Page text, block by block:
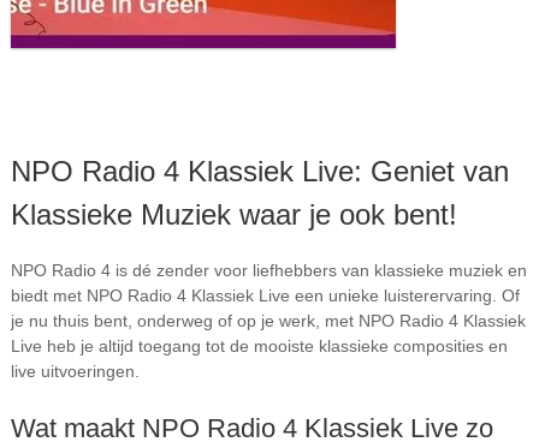
NPO Radio 4 Klassiek Live: Geniet van
Klassieke Muziek waar je ook bent!
NPO Radio 4 is dé zender voor liefhebbers van klassieke muziek en
biedt met NPO Radio 4 Klassiek Live een unieke luisterervaring. Of
je nu thuis bent, onderweg of op je werk, met NPO Radio 4 Klassiek
Live heb je altijd toegang tot de mooiste klassieke composities en
live uitvoeringen.
Wat maakt NPO Radio 4 Klassiek Live zo